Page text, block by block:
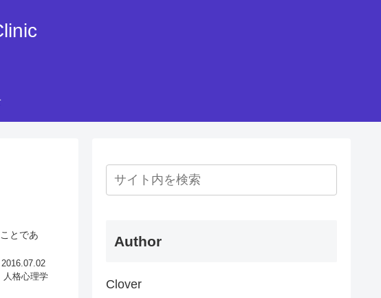
とであ
2016.07.02
人格心理学
Author
Clover